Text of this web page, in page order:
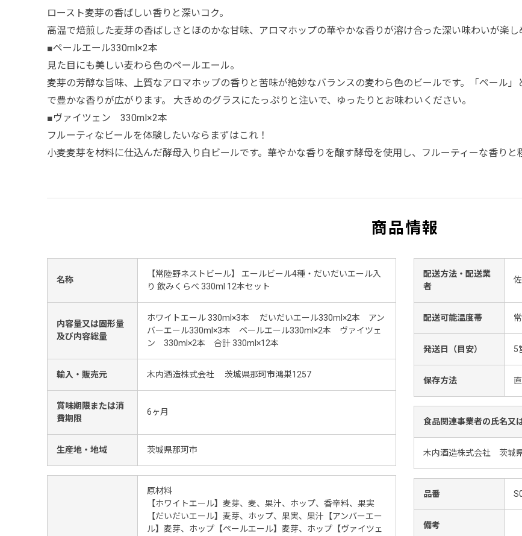
ロースト麦芽の香ばしい香りと深いコク。
高温で焙煎した麦芽の香ばしさとほのかな甘味、アロマホップの華やかな香りが溶け合った深い味わいが楽し
■ペールエール330ml×2本
見た目にも美しい麦わら色のペールエール。
麦芽の芳醇な旨味、上質なアロマホップの香りと苦味が絶妙なバランスの麦わら色のビールです。「ペール
で豊かな香りが広がります。 大きめのグラスにたっぷりと注いで、ゆったりとお味わいください。
■ヴァイツェン 330ml×2本
フルーティなビールを体験したいならまずはこれ！
小麦麦芽を材料に仕込んだ酵母入り白ビールです。華やかな香りを醸す酵母を使用し、フルーティーな香りと
商品情報
名称
【常陸野ネストビール】 エールビール4種・だいだいエール入
り 飲みくらべ 330ml 12本セット
内容量又は固形量
及び内容総量
ホワイトエール 330ml×3本 だいだいエール330ml×2本 アン
バーエール330ml×3本 ペールエール330ml×2本 ヴァイツェ
ン 330ml×2本 合計 330ml×12本
輸入・販売元 木内酒造株式会社 茨城県那珂市鴻巣1257
賞味期限または消
費期限
6ヶ月
生産地・地域 茨城県那珂市
原材料
【ホワイトエール】麦芽、麦、果汁、ホップ、香辛料、果実
【だいだいエール】麦芽、ホップ、果実、果汁【アンバーエー
ル】麦芽、ホップ【ペールエール】麦芽、ホップ【ヴァイツェ
配送方法・配送業
者
配送可能温度帯
発送日（目安） 5
保存方法
食品関連事業者の氏名又
木内酒造株式会社 茨城
品番
備考